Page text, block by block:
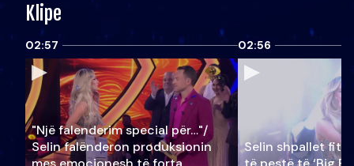
Klipe
02:57
"Një falenderim special për…"/
Selin falënderon produksionin
02:56
Selin shpallet